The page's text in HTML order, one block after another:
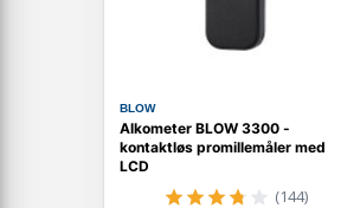
BLOW
Alkometer BLOW 3300 -
kontaktløs promillemåler med
LCD
(144)